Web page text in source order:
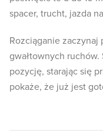
spacer, trucht, jazda
Rozciąganie
gwałtownych
pozycję, starając się
pokaże, że już jest